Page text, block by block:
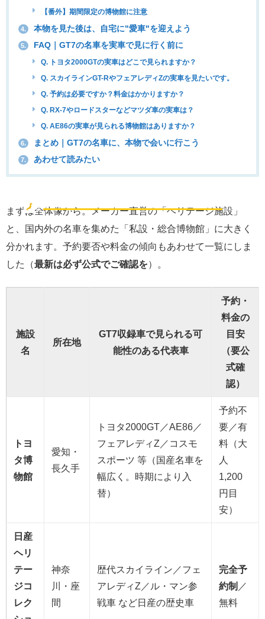
【番外】期間限定の博物館に注意
4. 本物を見た後は、自宅に"愛車"を迎えよう
5. FAQ｜GT7の名車を実車で見に行く前に
Q. トヨタ2000GTの実車はどこで見られますか？
Q. スカイラインGT-RやフェアレディZの実車を見たいです。
Q. 予約は必要ですか？料金はかかりますか？
Q. RX-7やロードスターなどマツダ車の実車は？
Q. AE86の実車が見られる博物館はありますか？
6. まとめ｜GT7の名車に、本物で会いに行こう
7. あわせて読みたい
🗾 まず全体像
まずは全体像から。メーカー直営の「ヘリテージ施設」
と、国内外の名車を集めた「私設・総合博物館」に大きく
分かれます。予約要否や料金の傾向もあわせて一覧にしま
した（最新は必ず公式でご確認を）。
施設
名
所在地
GT7収録車で見られる可
能性のある代表車
予約・
料金の
目安
（要公
式確
認）
トヨ
タ博
物館
愛知・
長久手
トヨタ2000GT／AE86／
フェアレディZ／コスモ
スポーツ 等（国産名車を
幅広く。時期により入
替）
予約不
要／有
料（大
人
1,200
円目
安）
日産
ヘリ
テー
ジコ
レク
神奈
川・座
間
歴代スカイライン／フェ
アレディZ／ル・マン参
戦車 など日産の歴史車
完全予
約制 ／
無料